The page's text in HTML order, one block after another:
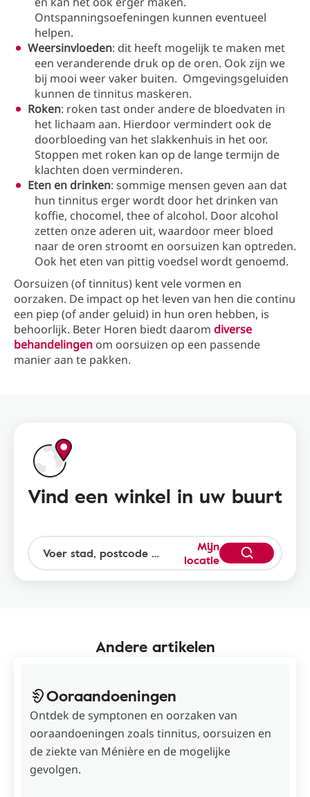
Ontspanningsoefeningen kunnen eventueel
helpen.
Weersinvloeden: dit heeft mogelijk te maken met
een veranderende druk op de oren. Ook zijn we
bij mooi weer vaker buiten. Omgevingsgeluiden
kunnen de tinnitus maskeren.
Roken: roken tast onder andere de bloedvaten in
het lichaam aan. Hierdoor vermindert ook de
doorbloeding van het slakkenhuis in het oor.
Stoppen met roken kan op de lange termijn de
klachten doen verminderen.
Eten en drinken: sommige mensen geven aan dat
hun tinnitus erger wordt door het drinken van
koffie, chocomel, thee of alcohol. Door alcohol
zetten onze aderen uit, waardoor meer bloed
naar de oren stroomt en oorsuizen kan optreden.
Ook het eten van pittig voedsel wordt genoemd.
Oorsuizen (of tinnitus) kent vele vormen en
oorzaken. De impact op het leven van hen die continu
een piep (of ander geluid) in hun oren hebben, is
behoorlijk. Beter Horen biedt daarom diverse
behandelingen om oorsuizen op een passende
manier aan te pakken.
Vind een winkel in uw buurt
Mijn
locatie
Andere artikelen
Ooraandoeningen
Ontdek de symptonen en oorzaken van
ooraandoeningen zoals tinnitus, oorsuizen en
de ziekte van Ménière en de mogelijke
gevolgen.